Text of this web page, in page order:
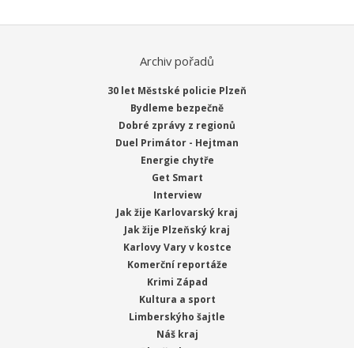
Archiv pořadů
30 let Městské policie Plzeň
Bydleme bezpečně
Dobré zprávy z regionů
Duel Primátor - Hejtman
Energie chytře
Get Smart
Interview
Jak žije Karlovarský kraj
Jak žije Plzeňský kraj
Karlovy Vary v kostce
Komerční reportáže
Krimi Západ
Kultura a sport
Limberskýho šajtle
Náš kraj